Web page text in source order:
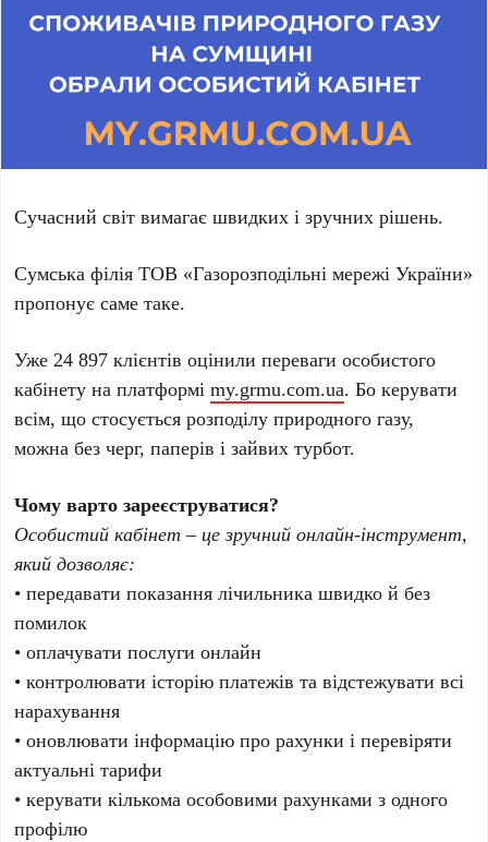
Сучасний світ вимагає швидких і зручних рішень.
Сумська філія ТОВ «Газорозподільні мережі України»
пропонує саме таке.
Уже 24 897 клієнтів оцінили переваги особистого
кабінету на платформіmy.grmu.com.ua. Бо керувати
всім, що стосується розподілу природного газу,
можна без черг, паперів і зайвих турбот.
Чому варто зареєструватися?
Особистий кабінет – це зручний онлайн-інструмент,
який дозволяє:
• передавати показання лічильника швидко й без
помилок
• оплачувати послуги онлайн
• контролювати історію платежів та відстежувати всі
нарахування
• оновлювати інформацію про рахунки і перевіряти
актуальні тарифи
• керувати кількома особовими рахунками з одного
профілю